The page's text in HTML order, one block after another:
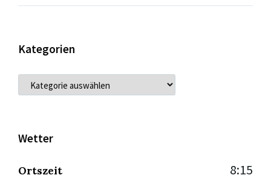
Kategorien
KATEGORIEN
Wetter
Ortszeit 8:15